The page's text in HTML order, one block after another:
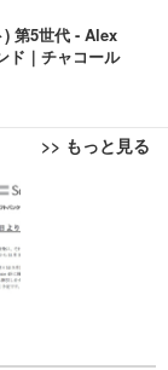
第5世代 - Alex
ド｜チャコール
>> もっと見る
ワーク 疲れな
クト 約105度ロッ
昇降 強化ナイロ
ーク H-WY01
ター | FlexScan
Type-C・ホワ
型 レギュラー 1